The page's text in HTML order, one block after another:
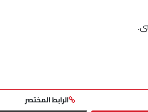
الرابط المختصر